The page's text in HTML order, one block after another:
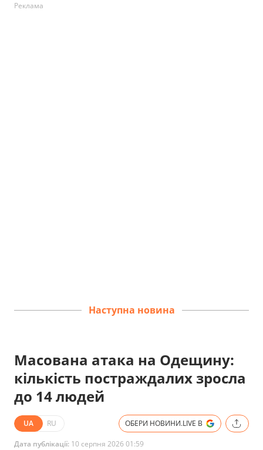
Реклама
Наступна новина
Масована атака на Одещину:
кількість постраждалих зросла
до 14 людей
UA RU ОБЕРИ НОВИНИ.LIVE В
Дата публікації: 10 серпня 2026 01:59